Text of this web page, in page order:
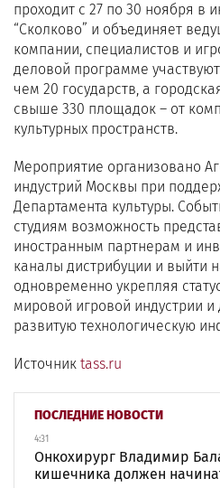
ПОСЛЕДНИЕ НОВОСТИ
4:31
Онкохирург Владимир
кишечника должен
проходит с 27 по 30 ноября в
“Сколково” и объединяет
компании, специалистов и
деловой программе
чем 20 государств, а
свыше 330 площадок – от
культурных пространств.
Мероприятие организовано
индустрий Москвы при
Департамента культуры.
студиям возможность
иностранным партнерам и
каналы дистрибуции и выйти
одновременно укрепляя
мировой игровой индустрии и
развитую технологическую
Источник tass.ru